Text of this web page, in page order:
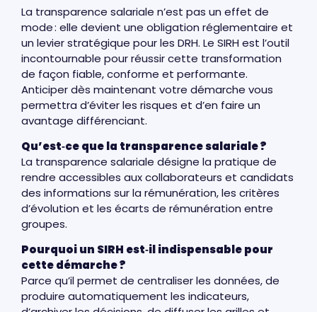
La transparence salariale n’est pas un effet de
mode : elle devient une obligation réglementaire et
un levier stratégique pour les DRH. Le SIRH est l’outil
incontournable pour réussir cette transformation
de façon fiable, conforme et performante.
Anticiper dès maintenant votre démarche vous
permettra d’éviter les risques et d’en faire un
avantage différenciant.
Qu’est‑ce que la transparence salariale ?
La transparence salariale désigne la pratique de
rendre accessibles aux collaborateurs et candidats
des informations sur la rémunération, les critères
d’évolution et les écarts de rémunération entre
groupes.
Pourquoi un SIRH est‑il indispensable pour
cette démarche ?
Parce qu’il permet de centraliser les données, de
produire automatiquement les indicateurs,